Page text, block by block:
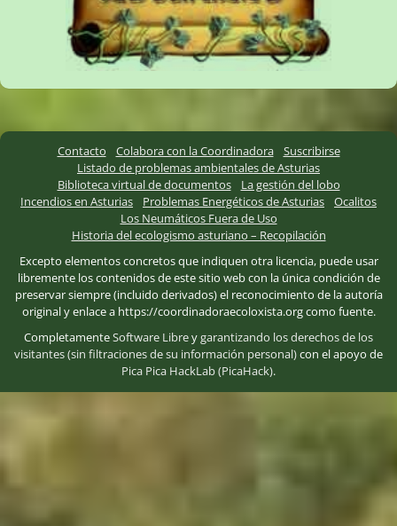
Contacto Colabora con la Coordinadora
Suscribirse
Listado de problemas ambientales de Asturias
Biblioteca virtual de documentos
La gestión del lobo
Incendios en Asturias
Problemas Energéticos de Asturias
Ocalitos
Los Neumáticos Fuera de Uso
Historia del ecologismo asturiano – Recopilación
Excepto elementos concretos que indiquen otra licencia, puede usar
libremente los contenidos de este sitio web con la única condición de
preservar siempre (incluido derivados) el reconocimiento de la autoría
original y enlace a https://coordinadoraecoloxista.org como fuente.
CompletamenteSoftware Libreygarantizando los derechos de los
visitantes (sin filtraciones de su información personal)con el apoyo de
Pica Pica HackLab (PicaHack).